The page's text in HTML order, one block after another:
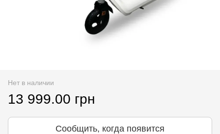
Нет в наличии
13 999.00 грн
Сообщить, когда появится